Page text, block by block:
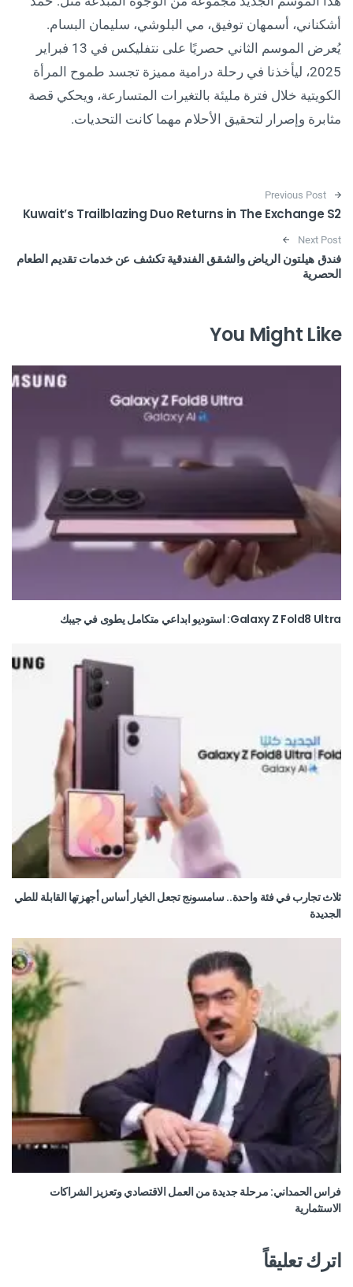
أشكناني، أسمهان توفيق، مي البلوشي، سليمان البسام.
يُعرض الموسم الثاني حصريًا على نتفليكس في 13 فبراير
2025، ليأخذنا في رحلة درامية مميزة تجسد طموح المرأة
الكويتية خلال فترة مليئة بالتغيرات المتسارعة، ويحكي قصة
مثابرة وإصرار لتحقيق الأحلام مهما كانت التحديات.
Post navigation
Previous Post
Kuwait’s Trailblazing Duo Returns in The Exchange S2
Next Post
فندق هيلتون الرياض والشقق الفندقية تكشف عن خدمات تقديم الطعام
الحصرية
You Might Like
Galaxy Z Fold8 Ultra: استوديو ابداعي متكامل يطوى في جيبك
ثلاث تجارب في فئة واحدة.. سامسونج تجعل الخيار أساس أجهزتها القابلة للطي
الجديدة
فراس الحمداني: مرحلة جديدة من العمل الاقتصادي وتعزيز الشراكات
الاستثمارية
اترك تعليقاً